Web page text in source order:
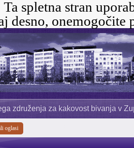
Ta spletna stran
desno, onemogočite
združenja za kakovost bivanja v
oglasi